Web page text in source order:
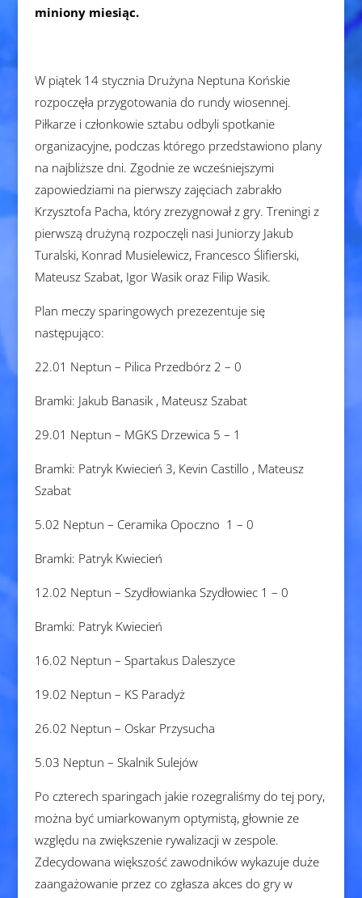
miniony miesiąc.
W piątek 14 stycznia Drużyna Neptuna Końskie
rozpoczęła przygotowania do rundy wiosennej.
Piłkarze i członkowie sztabu odbyli spotkanie
organizacyjne, podczas którego przedstawiono plany
na najbliższe dni. Zgodnie ze wcześniejszymi
zapowiedziami na pierwszy zajęciach zabrakło
Krzysztofa Pacha, który zrezygnował z gry. Treningi z
pierwszą drużyną rozpoczęli nasi Juniorzy Jakub
Turalski, Konrad Musielewicz, Francesco Ślifierski,
Mateusz Szabat, Igor Wasik oraz Filip Wasik.
Plan meczy sparingowych prezezentuje się
następująco:
22.01 Neptun – Pilica Przedbórz 2 – 0
Bramki: Jakub Banasik , Mateusz Szabat
29.01 Neptun – MGKS Drzewica 5 – 1
Bramki: Patryk Kwiecień 3, Kevin Castillo , Mateusz
Szabat
5.02 Neptun – Ceramika Opoczno 1 – 0
Bramki: Patryk Kwiecień
12.02 Neptun – Szydłowianka Szydłowiec 1 – 0
Bramki: Patryk Kwiecień
16.02 Neptun – Spartakus Daleszyce
19.02 Neptun – KS Paradyż
26.02 Neptun – Oskar Przysucha
5.03 Neptun – Skalnik Sulejów
Po czterech sparingach jakie rozegraliśmy do tej pory,
można być umiarkowanym optymistą, głownie ze
względu na zwiększenie rywalizacji w zespole.
Zdecydowana większość zawodników wykazuje duże
zaangażowanie przez co zgłasza akces do gry w